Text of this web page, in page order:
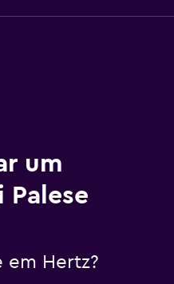
um
Palese
em Hertz?